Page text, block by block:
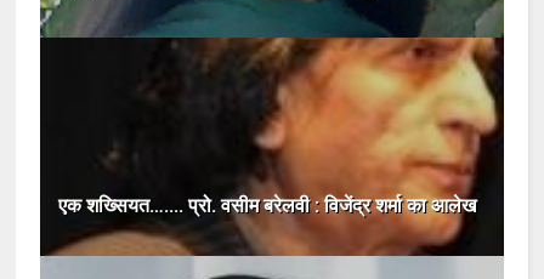
एक शख्सियत….... प्रो. वसीम बरेलवी : विजेंद्र शर्मा का आलेख